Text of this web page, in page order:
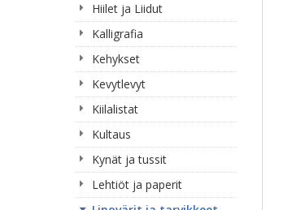
Hiilet ja Liidut
Kalligrafia
Kehykset
Kevytlevyt
Kiilalistat
Kultaus
Kynät ja tussit
Lehtiöt ja paperit